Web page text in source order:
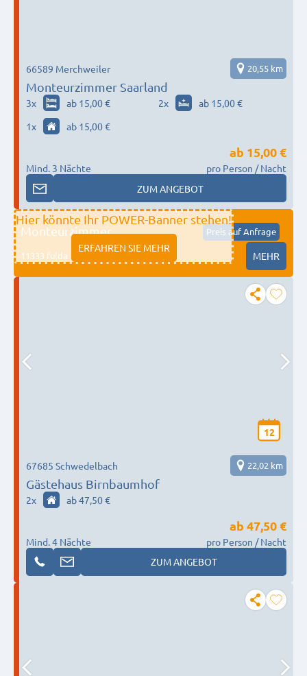
Monteurzimmer Saarland
66589 Merchweiler 20,55 km
3x ab 15,00 € 2x
ab 15,00 €
1x ab 15,00 €
Mind. 3 Nächte
ab 15,00 €
pro Person / Nacht
ZUM ANGEBOT
Hier könnte Ihr POWER-Banner stehen!
ERFAHREN SIE MEHR
Monteurzimmer Preis auf Anfrage
11333 fulda MEHR
12
Gästehaus Birnbaumhof
67685 Schwedelbach 22,02 km
2x ab 47,50 €
Mind. 4 Nächte
ab 47,50 €
pro Person / Nacht
ZUM ANGEBOT